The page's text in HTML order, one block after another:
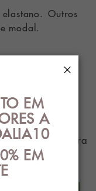
Outros
modal.
e estilo para
EM
A
EM
×